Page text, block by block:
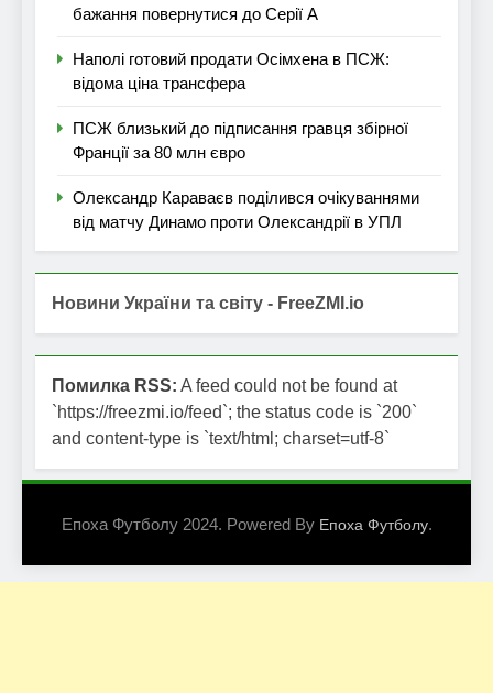
бажання повернутися до Серії А
Наполі готовий продати Осімхена в ПСЖ:
відома ціна трансфера
ПСЖ близький до підписання гравця збірної
Франції за 80 млн євро
Олександр Караваєв поділився очікуваннями
від матчу Динамо проти Олександрії в УПЛ
Новини України та світу - FreeZMI.io
Помилка RSS: A feed could not be found at
`https://freezmi.io/feed`; the status code is `200`
and content-type is `text/html; charset=utf-8`
Епоха Футболу 2024. Powered By Епоха Футболу.